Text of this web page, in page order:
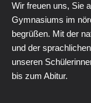
Wir freuen uns, Sie
Gymnasiums im
begrüßen. Mit der
und der
unseren
bis zum Abitur.